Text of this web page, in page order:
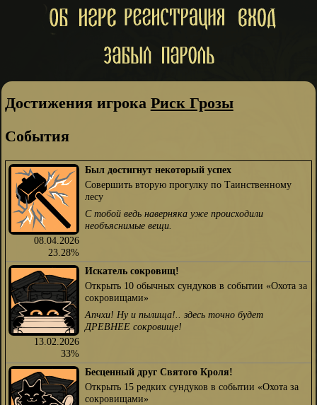
Достижения игрока Риск Грозы
События
08.04.2026
23.28%
Был достигнут некоторый успех
Совершить вторую прогулку по Таинственному
лесу
С тобой ведь наверняка уже происходили
необъяснимые вещи.
13.02.2026
33%
Искатель сокровищ!
Открыть 10 обычных сундуков в событии «Охота за
сокровищами»
Апчхи! Ну и пылища!.. здесь точно будет
ДРЕВНЕЕ сокровище!
Бесценный друг Святого Кроля!
Открыть 15 редких сундуков в событии «Охота за
сокровищами»